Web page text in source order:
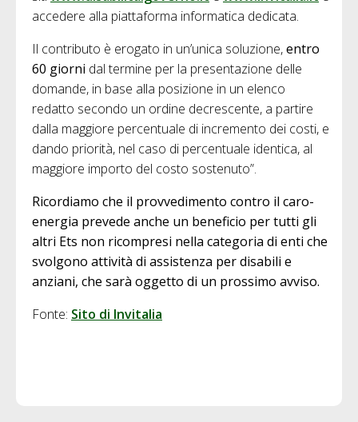
accedere alla piattaforma informatica dedicata.
Il contributo è erogato in un’unica soluzione,entro
60 giorni dal termine per la presentazione delle
domande, in base alla posizione in un elenco
redatto secondo un ordine decrescente, a partire
dalla maggiore percentuale di incremento dei costi, e
dando priorità, nel caso di percentuale identica, al
maggiore importo del costo sostenuto”.
Ricordiamo che il provvedimento contro il caro-
energia prevede anche un beneficio per tutti gli
altri Ets non ricompresi nella categoria di enti che
svolgono attività di assistenza per disabili e
anziani, che sarà oggetto di un prossimo avviso.
Fonte: Sito di Invitalia